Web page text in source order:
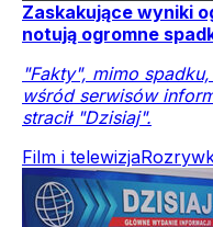
Zaskakujące wyniki
notują ogromne
"Fakty", mimo
wśród serwisów
stracił "Dzisiaj".
Film i telewizja